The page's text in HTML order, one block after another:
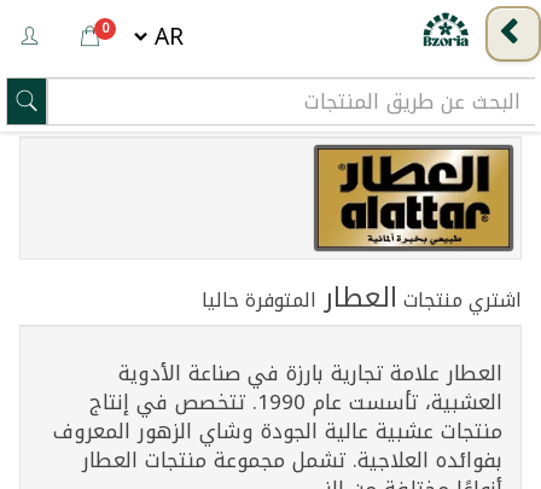
0
اشتري منتجات العطار المتوفرة حاليا
العطار علامة تجارية بارزة في صناعة الأدوية
العشبية، تأسست عام 1990. تتخصص في إنتاج
منتجات عشبية عالية الجودة وشاي الزهور المعروف
بفوائده العلاجية. تشمل مجموعة منتجات العطار